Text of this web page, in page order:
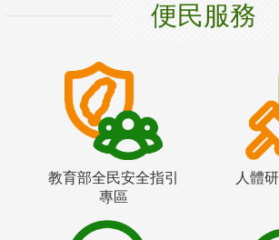
便民服務
教育部全民安全指引
專區
人體